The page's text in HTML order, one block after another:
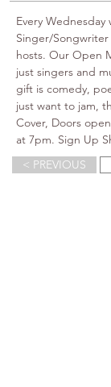
Every Wednesday
Singer/
hosts. Our Open
just singers and
gift is comedy,
just want to jam,
Cover, Doors
at 7pm. Sign Up
< PREVIOUS